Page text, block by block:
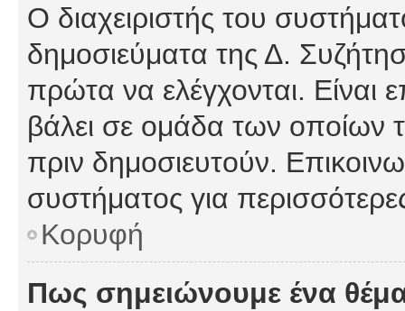
Ο διαχειριστής του
δημοσιεύματα της Δ.
πρώτα να ελέγχονται. Είναι
βάλει σε ομάδα των οποίων
πριν δημοσιευτούν.
συστήματος για
Κορυφή
Πως σημειώνουμε ένα